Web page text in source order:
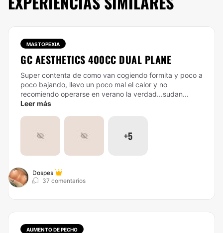
MASTOPEXIA
GC AESTHETICS 400CC DUAL PLANE
Super contenta de como van cogiendo formita y poco a
poco bajando, llevo un poco mal el calor y no
recomiendo operarse en verano la verdad...sudan...
Leer más
+5
Dospes
37 comentarios
AUMENTO DE PECHO